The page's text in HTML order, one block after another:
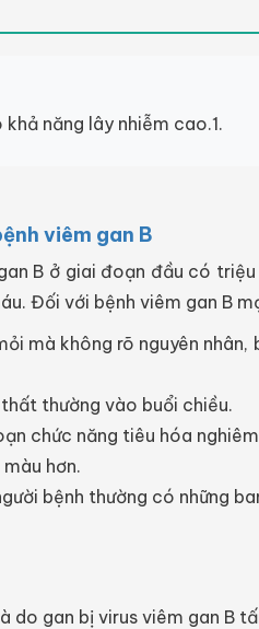
năng lây nhiễm cao.1.
viêm gan B
B ở giai đoạn đầu có
Đối với bệnh viêm gan B
mà không rõ nguyên
thường vào buổi chiều.
chức năng tiêu hóa
hơn.
bệnh thường có những
do gan bị virus viêm gan B